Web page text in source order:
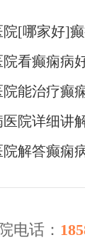
[哪家好]
院看癫痫病
能治疗癫
院详细讲
解答癫痫
电话：